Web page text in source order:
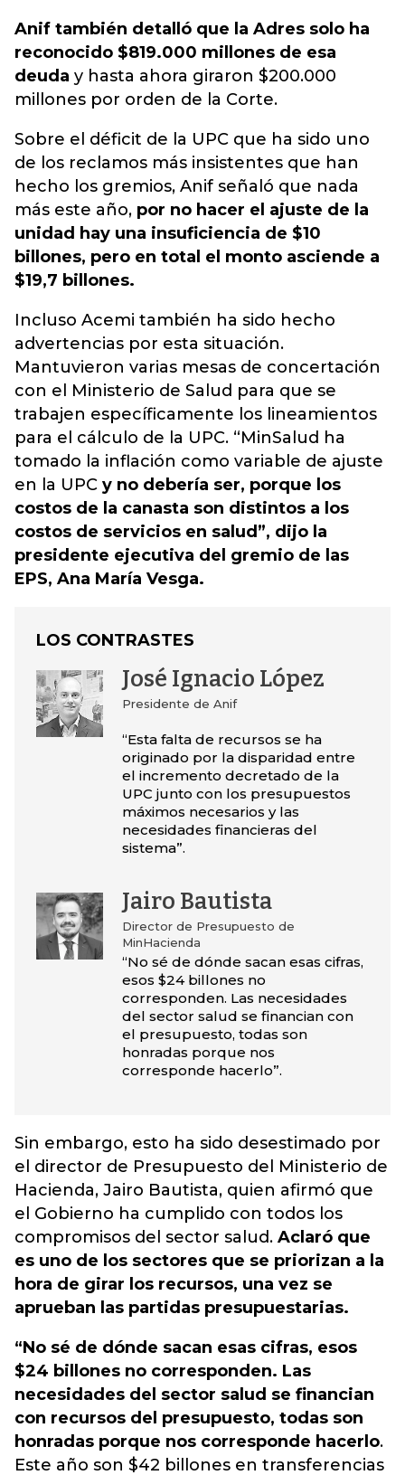
Anif también detalló que la Adres solo ha
reconocido $819.000 millones de esa
deuda y hasta ahora giraron $200.000
millones por orden de la Corte.
Sobre el déficit de la UPC que ha sido uno
de los reclamos más insistentes que han
hecho los gremios, Anif señaló que nada
más este año, por no hacer el ajuste de la
unidad hay una insuficiencia de $10
billones, pero en total el monto asciende a
$19,7 billones.
Incluso Acemi también ha sido hecho
advertencias por esta situación.
Mantuvieron varias mesas de concertación
con el Ministerio de Salud para que se
trabajen específicamente los lineamientos
para el cálculo de la UPC. “MinSalud ha
tomado la inflación como variable de ajuste
en la UPC y no debería ser, porque los
costos de la canasta son distintos a los
costos de servicios en salud”, dijo la
presidente ejecutiva del gremio de las
EPS, Ana María Vesga.
LOS CONTRASTES
José Ignacio López
Presidente de Anif
“Esta falta de recursos se ha
originado por la disparidad entre
el incremento decretado de la
UPC junto con los presupuestos
máximos necesarios y las
necesidades financieras del
sistema”.
Jairo Bautista
Director de Presupuesto de
MinHacienda
“No sé de dónde sacan esas cifras,
esos $24 billones no
corresponden. Las necesidades
del sector salud se financian con
el presupuesto, todas son
honradas porque nos
corresponde hacerlo”.
Sin embargo, esto ha sido desestimado por
el director de Presupuesto del Ministerio de
Hacienda, Jairo Bautista, quien afirmó que
el Gobierno ha cumplido con todos los
compromisos del sector salud. Aclaró que
es uno de los sectores que se priorizan a la
hora de girar los recursos, una vez se
aprueban las partidas presupuestarias.
“No sé de dónde sacan esas cifras, esos
$24 billones no corresponden. Las
necesidades del sector salud se financian
con recursos del presupuesto, todas son
honradas porque nos corresponde hacerlo.
Este año son $42 billones en transferencias